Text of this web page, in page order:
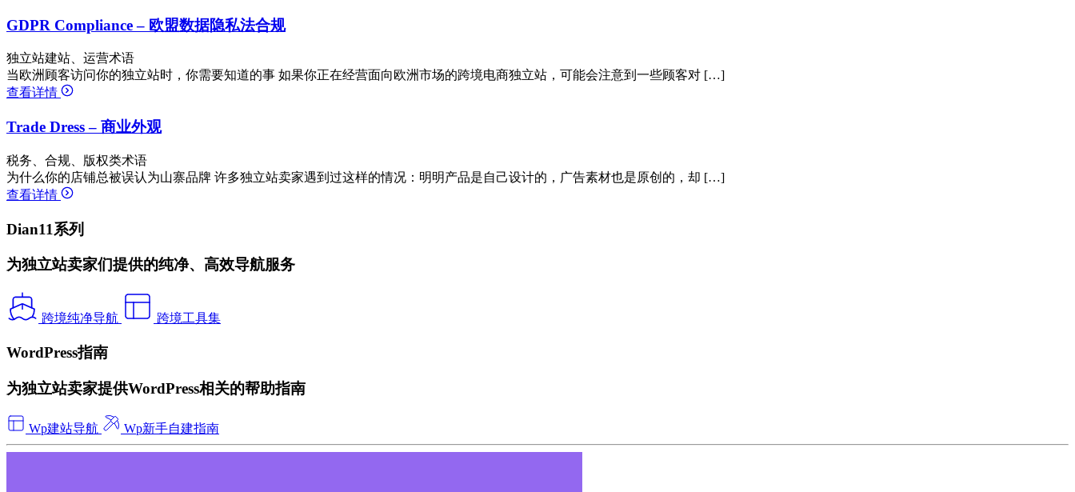
GDPR Compliance – 欧盟数据隐私法合规
独立站建站、运营术语
当欧洲顾客访问你的独立站时，你需要知道的事 如果你正在经营面向欧洲市场的跨境电商独立站，可能会注意到一些顾客对 […]
查看详情
Trade Dress – 商业外观
税务、合规、版权类术语
为什么你的店铺总被误认为山寨品牌 许多独立站卖家遇到过这样的情况：明明产品是自己设计的，广告素材也是原创的，却 […]
查看详情
Dian11系列
为独立站卖家们提供的纯净、高效导航服务
跨境纯净导航 跨境工具集
WordPress指南
为独立站卖家提供WordPress相关的帮助指南
Wp建站导航 Wp新手自建指南